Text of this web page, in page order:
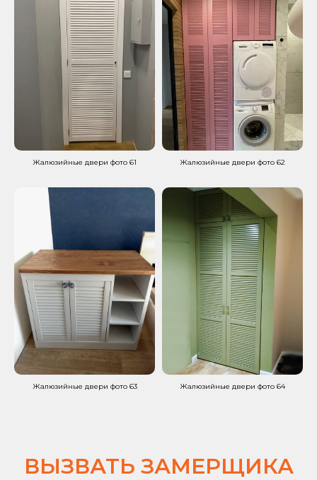
Жалюзийные двери фото 61 Жалюзийные двери фото 62
Жалюзийные двери фото 63 Жалюзийные двери фото 64
ВЫЗВАТЬ ЗАМЕРЩИКА